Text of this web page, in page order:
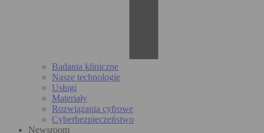
Badania kliniczne
Nasze technologie
Usługi
Materiały
Rozwiązania cyfrowe
Cyberbezpieczeństwo
Newsroom